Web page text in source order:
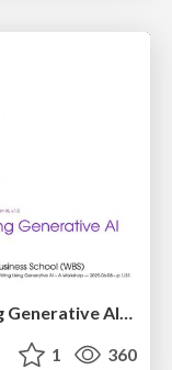
A Guide to Academic Writing Using Generative AI - A Workshop
1 360